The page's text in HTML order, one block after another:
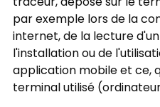
par exemple lors de la
internet, de la lecture
l'installation ou de
application mobile et ce,
terminal utilisé